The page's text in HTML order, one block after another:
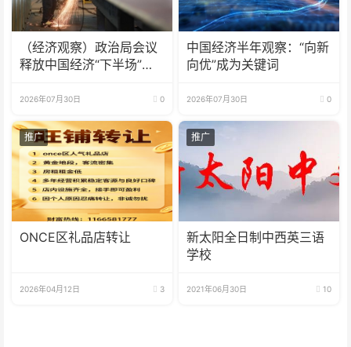
（经济观察）政治局会议
释放中国经济“下半场”三
2026年07月30日 0
中国经济半年观察：“向新
向优”成为关键词
2026年07月30日 0
推广
ONCE区礼品店转让
2026年04月12日 3
推广
新太阳全日制中西英三语
学校
2021年06月30日 10